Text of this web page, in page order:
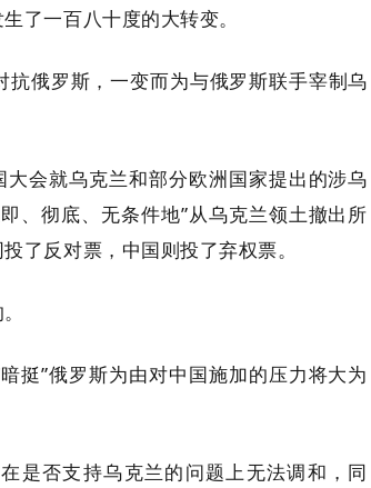
了一百八十度的大转变。
俄罗斯，一变而为与俄罗斯联手宰制乌
会就乌克兰和部分欧洲国家提出的涉乌
彻底、无条件地”从乌克兰领土撤出所
反对票，中国则投了弃权票。
挺”俄罗斯为由对中国施加的压力将大为
是否支持乌克兰的问题上无法调和，同